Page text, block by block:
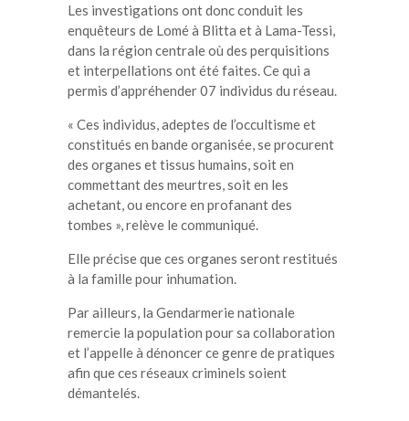
Les investigations ont donc conduit les
enquêteurs de Lomé à Blitta et à Lama-Tessi,
dans la région centrale où des perquisitions
et interpellations ont été faites. Ce qui a
permis d’appréhender 07 individus du réseau.
« Ces individus, adeptes de l’occultisme et
constitués en bande organisée, se procurent
des organes et tissus humains, soit en
commettant des meurtres, soit en les
achetant, ou encore en profanant des
tombes », relève le communiqué.
Elle précise que ces organes seront restitués
à la famille pour inhumation.
Par ailleurs, la Gendarmerie nationale
remercie la population pour sa collaboration
et l’appelle à dénoncer ce genre de pratiques
afin que ces réseaux criminels soient
démantelés.